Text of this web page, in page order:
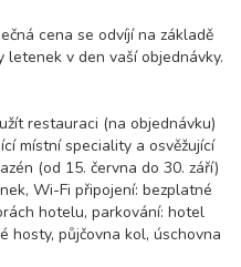
cena se odvíjí na základě
v den vaší objednávky.
restauraci (na objednávku)
místní speciality a osvěžující
(od 15. června do 30. září)
Wi-Fi připojení: bezplatné
hotelu, parkování: hotel
hosty, půjčovna kol, úschovna